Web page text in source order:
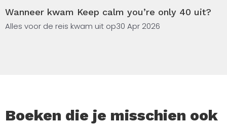
vrolijke citaten die je helpen je schouders op te halen en
de kaarsjes uit te blazen. En ondertussen: keep calm.
Wanneer kwam Keep calm you’re only 40 uit?
Alles voor de reis kwam uit op30 Apr 2026
Boeken die je misschien ook